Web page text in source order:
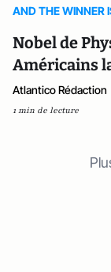
AND THE WINNER
Nobel de
Américains
Atlantico Rédaction
1 min de lecture